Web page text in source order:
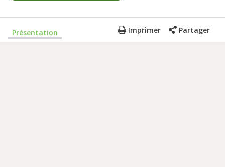
Présentation Imprimer Partager